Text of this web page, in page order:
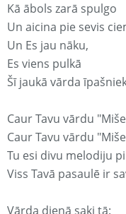
Kā ābols zarā spulgo
Un aicina pie sevis
Un Es jau nāku,
Es viens pulkā
Šī jaukā vārda
Caur Tavu vārdu
Caur Tavu vārdu
Tu esi divu melodiju
Viss Tavā pasaulē ir
Vārda dienā saki tā: